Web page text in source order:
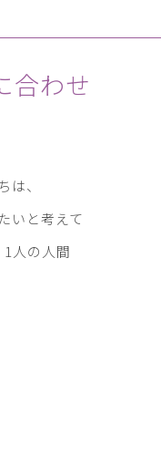
合わせ
、
いと考えて
人の人間